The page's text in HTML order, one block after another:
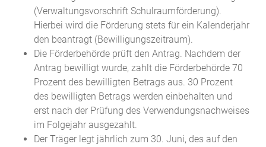
(Verwaltungsvorschrift Schulraumförderung).
Hierbei wird die Förderung stets für ein Kalenderjahr
den beantragt (Bewilligungszeitraum).
Die Förderbehörde prüft den Antrag. Nachdem der
Antrag bewilligt wurde, zahlt die Förderbehörde 70
Prozent des bewilligten Betrags aus. 30 Prozent
des bewilligten Betrags werden einbehalten und
erst nach der Prüfung des Verwendungsnachweises
im Folgejahr ausgezahlt.
Der Träger legt jährlich zum 30. Juni, des auf den